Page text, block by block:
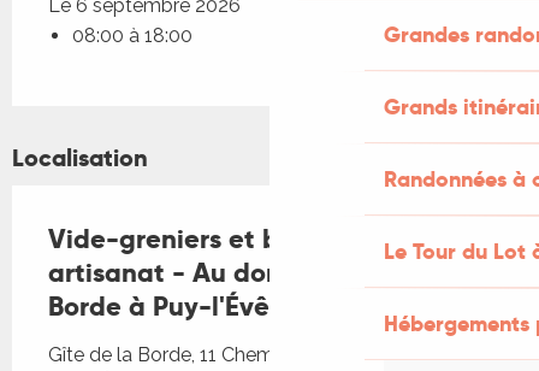
Grandes
Grands
Randonnées
Le Tour du Lot
Le 6 septembre 2026
08:00 à 18:00
Localisation
Vide-greniers et brocante - Art et
artisanat - Au domaine de la
Borde à Puy-l'Évêque
Gîte de la Borde, 11 Chemin de la Borde, 46700